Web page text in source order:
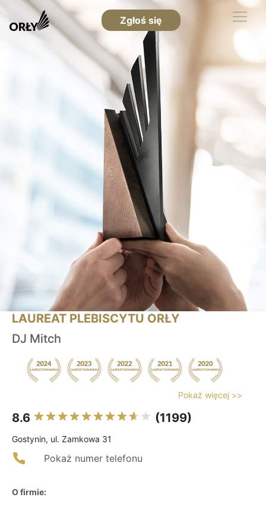
Zgłoś się
LAUREAT PLEBISCYTU ORŁY
DJ Mitch
Pokaż więcej >>
8.6 (1199)
Gostynin, ul. Zamkowa 31
Pokaż numer telefonu
O firmie: